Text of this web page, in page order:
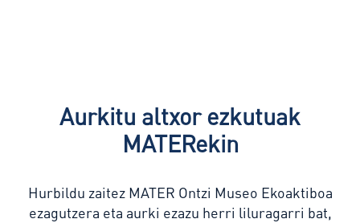
Aurkitu altxor ezkutuak
MATERekin
Hurbildu zaitez MATER Ontzi Museo Ekoaktiboa
ezagutzera eta aurki ezazu herri liluragarri bat,